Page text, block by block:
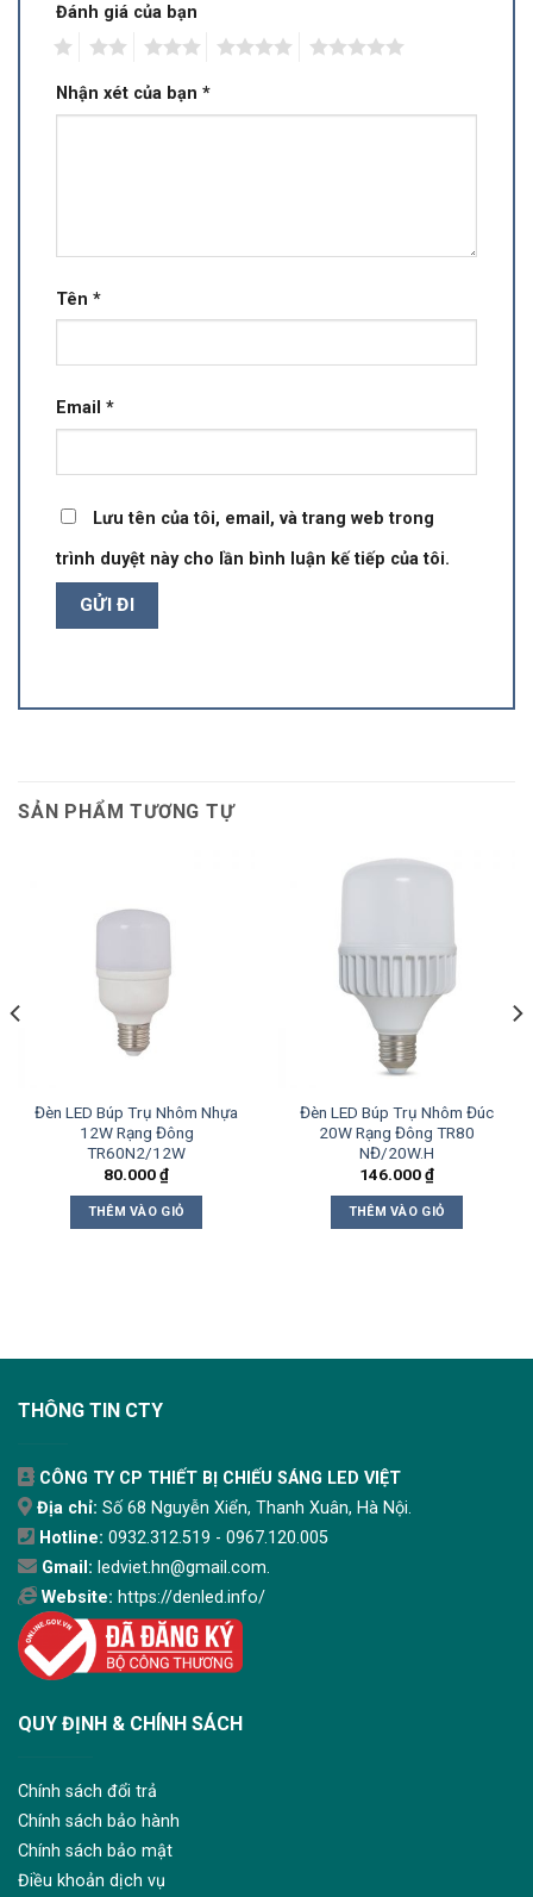
Đánh giá của bạn
Nhận xét của bạn *
Tên *
Email *
Lưu tên của tôi, email, và trang web trong
trình duyệt này cho lần bình luận kế tiếp của tôi.
SẢN PHẨM TƯƠNG TỰ
Đèn LED Búp Trụ Nhôm Nhựa
12W Rạng Đông
TR60N2/12W
80.000₫
THÊM VÀO GIỎ
Đèn LED Búp Trụ Nhôm Đúc
20W Rạng Đông TR80
NĐ/20W.H
146.000₫
THÊM VÀO GIỎ
THÔNG TIN CTY
CÔNG TY CP THIẾT BỊ CHIẾU SÁNG LED VIỆT
Địa chỉ: Số 68 Nguyễn Xiển, Thanh Xuân, Hà Nội.
Hotline: 0932.312.519 - 0967.120.005
Gmail: ledviet.hn@gmail.com.
Website: https://denled.info/
QUY ĐỊNH & CHÍNH SÁCH
Chính sách đổi trả
Chính sách bảo hành
Chính sách bảo mật
Điều khoản dịch vụ